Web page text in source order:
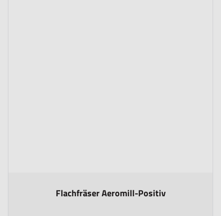
Flachfräser Aeromill-Positiv
The price depends on the options chosen on the product page